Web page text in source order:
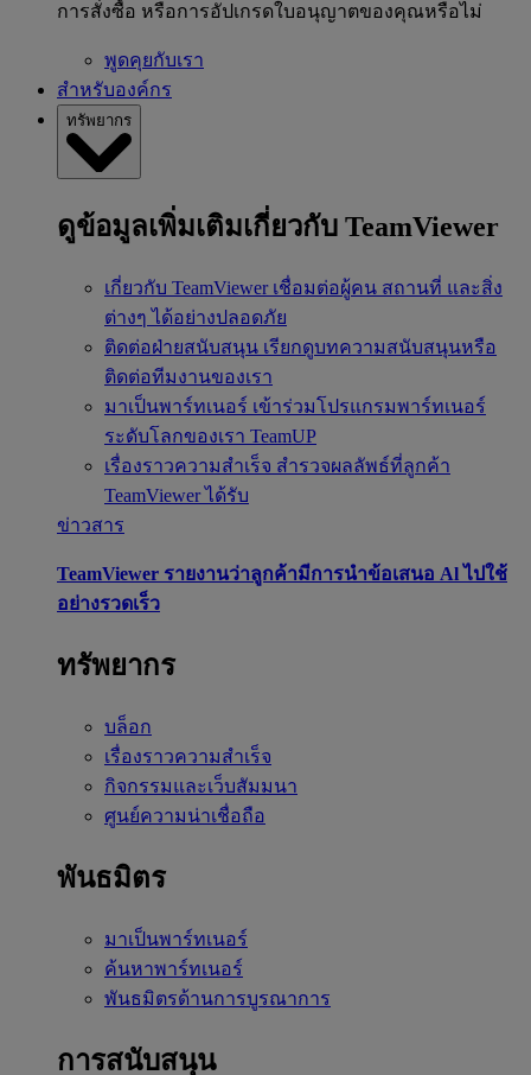
การสั่งซื้อ หรือการอัปเกรดใบอนุญาตของคุณหรือไม่
พูดคุยกับเรา
สำหรับองค์กร
ทรัพยากร
ดูข้อมูลเพิ่มเติมเกี่ยวกับ TeamViewer
เกี่ยวกับ TeamViewer เชื่อมต่อผู้คน สถานที่ และสิ่ง
ต่างๆ ได้อย่างปลอดภัย
ติดต่อฝ่ายสนับสนุน เรียกดูบทความสนับสนุนหรือ
ติดต่อทีมงานของเรา
มาเป็นพาร์ทเนอร์ เข้าร่วมโปรแกรมพาร์ทเนอร์
ระดับโลกของเรา TeamUP
เรื่องราวความสำเร็จ สำรวจผลลัพธ์ที่ลูกค้า
TeamViewer ได้รับ
ข่าวสาร
TeamViewer รายงานว่าลูกค้ามีการนำข้อเสนอ Al ไปใช้
อย่างรวดเร็ว
ทรัพยากร
บล็อก
เรื่องราวความสำเร็จ
กิจกรรมและเว็บสัมมนา
ศูนย์ความน่าเชื่อถือ
พันธมิตร
มาเป็นพาร์ทเนอร์
ค้นหาพาร์ทเนอร์
พันธมิตรด้านการบูรณาการ
การสนับสนุน